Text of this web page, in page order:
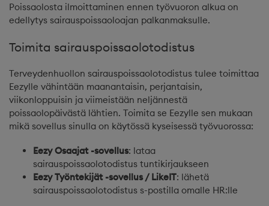
Poissaolosta ilmoittaminen ennen työvuoron alkua on
edellytys sairauspoissaoloajan palkanmaksulle.
Toimita sairauspoissaolotodistus
Terveydenhuollon sairauspoissaolotodistus tulee toimittaa
Eezylle vähintään maanantaisin, perjantaisin,
viikonloppuisin ja viimeistään neljännestä
poissaolopäivästä lähtien. Toimita se Eezylle sen mukaan
mikä sovellus sinulla on käytössä kyseisessä työvuorossa:
Eezy Osaajat -sovellus: lataa
sairauspoissaolotodistus tuntikirjaukseen
Eezy Työntekijät -sovellus / LikeIT: lähetä
sairauspoissaolotodistus s-postilla omalle HR:lle